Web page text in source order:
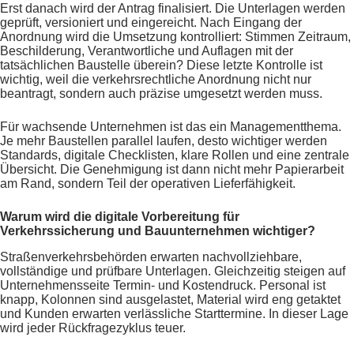
Erst danach wird der Antrag finalisiert. Die Unterlagen werden
geprüft, versioniert und eingereicht. Nach Eingang der
Anordnung wird die Umsetzung kontrolliert: Stimmen Zeitraum,
Beschilderung, Verantwortliche und Auflagen mit der
tatsächlichen Baustelle überein? Diese letzte Kontrolle ist
wichtig, weil die verkehrsrechtliche Anordnung nicht nur
beantragt, sondern auch präzise umgesetzt werden muss.
Für wachsende Unternehmen ist das ein Managementthema.
Je mehr Baustellen parallel laufen, desto wichtiger werden
Standards, digitale Checklisten, klare Rollen und eine zentrale
Übersicht. Die Genehmigung ist dann nicht mehr Papierarbeit
am Rand, sondern Teil der operativen Lieferfähigkeit.
Warum wird die digitale Vorbereitung für
Verkehrssicherung und Bauunternehmen wichtiger?
Straßenverkehrsbehörden erwarten nachvollziehbare,
vollständige und prüfbare Unterlagen. Gleichzeitig steigen auf
Unternehmensseite Termin- und Kostendruck. Personal ist
knapp, Kolonnen sind ausgelastet, Material wird eng getaktet
und Kunden erwarten verlässliche Starttermine. In dieser Lage
wird jeder Rückfragezyklus teuer.